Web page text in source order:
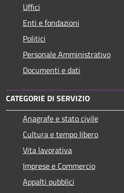
Uffici
Enti e fondazioni
Politici
Personale Amministrativo
Documenti e dati
CATEGORIE DI SERVIZIO
Anagrafe e stato civile
Cultura e tempo libero
Vita lavorativa
Imprese e Commercio
Appalti pubblici